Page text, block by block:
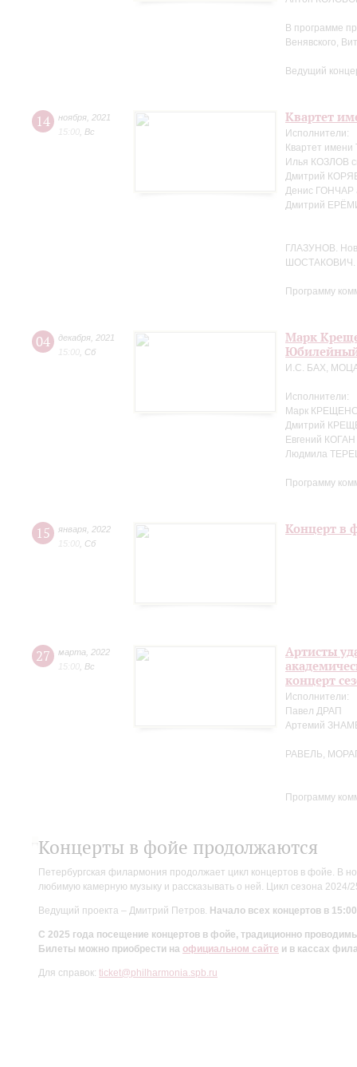
В программе
Венявского,
Ведущий
14 ноября 2021
15:00 Вс
Квартет
Исполнители:
Квартет
Илья КОЗЛОВ
Дмитрий
Денис ГОНЧАР
Дмитрий
ГЛАЗУНОВ.
ШОСТАКОВИЧ.
Программу
04 декабря 2021
15:00 Сб
Марк
И.С. БАХ,
Исполнители:
Марк
Дмитрий
Евгений
Людмила
Программу
15 января 2022
15:00 Сб
Концерт в
27 марта
2022
15:00 Вс
Артисты
концерт
Исполнители:
Павел ДРАП
Артемий
РАВЕЛЬ,
Программу
Концерты в фойе продолжаются
Петербургская филармония продолжает цикл концертов в фойе. В
любимую камерную музыку и рассказывать о ней. Цикл сезона
Ведущий проекта – Дмитрий Петров. Начало всех концертов в
С 2025 года посещение концертов в фойе, традиционно
Билеты можно приобрести на официальном сайте и в кассах
Для справок: ticket@philharmonia.spb.ru